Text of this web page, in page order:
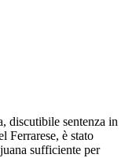
discutibile sentenza in
Ferrarese, è stato
sufficiente per